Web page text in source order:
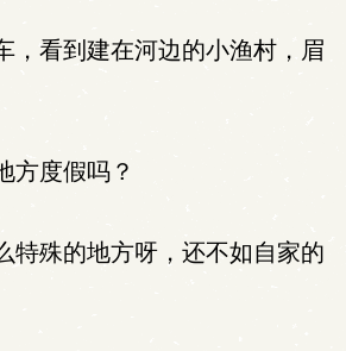
看到建在河边的小渔村，眉
方度假吗？
殊的地方呀，还不如自家的